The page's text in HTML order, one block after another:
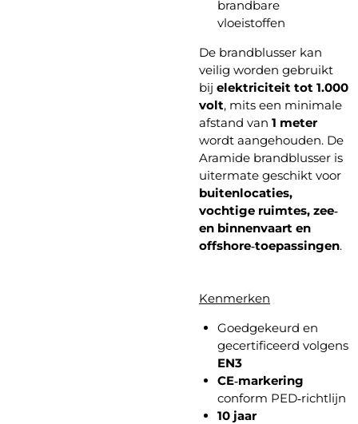
brandbare
vloeistoffen
De brandblusser kan
veilig worden gebruikt
bij elektriciteit tot 1.000
volt, mits een minimale
afstand van 1 meter
wordt aangehouden. De
Aramide brandblusser is
uitermate geschikt voor
buitenlocaties,
vochtige ruimtes, zee‑
en binnenvaart en
offshore‑toepassingen.
Kenmerken
Goedgekeurd en
gecertificeerd volgens
EN3
CE‑markering
conform PED‑richtlijn
10 jaar